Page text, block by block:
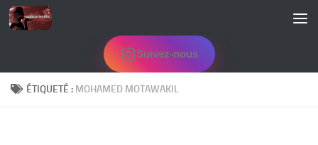
Skip to content
Suivez-nous
ÉTIQUETÉ : MOHAMED MOTAWAKIL